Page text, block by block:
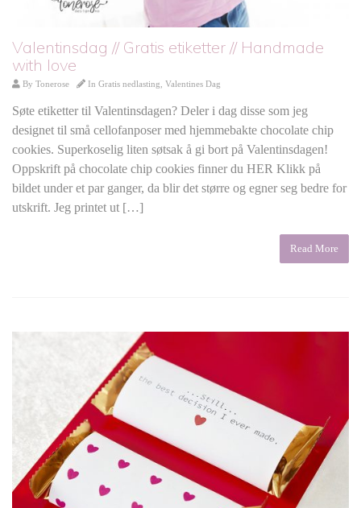
Valentinsdag // Gratis etiketter // Handmade
with love
By Tonerose In Gratis nedlasting Valentines Dag
Søte etiketter til Valentinsdagen? Deler i dag disse som jeg
designet til små cellofanposer med hjemmebakte chocolate chip
cookies. Superkoselig liten søtsak å gi bort på Valentinsdagen!
Oppskrift på chocolate chip cookies finner du HER Klikk på
bildet under et par ganger, da blir det større og egner seg bedre for
utskrift. Jeg printet ut […]
Read More